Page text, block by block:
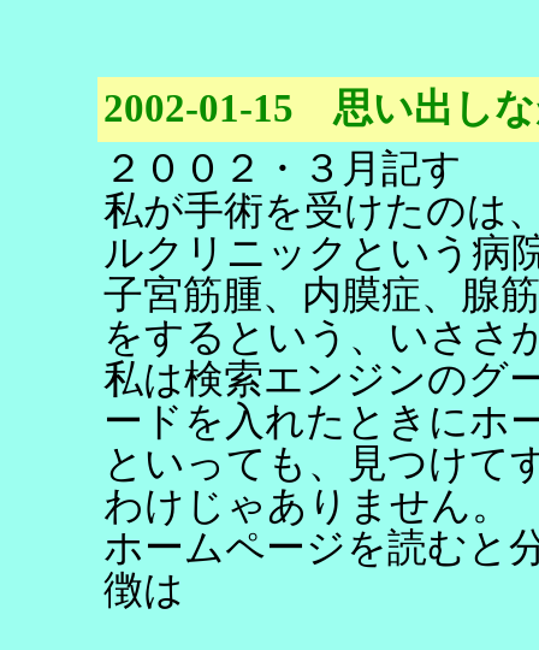
2002-01-15 思い出し
２００２・３月記す
私が手術を受けたのは
ルクリニックという病
子宮筋腫、内膜症、腺
をするという、いささ
私は検索エンジンのグ
ードを入れたときにホ
といっても、見つけて
わけじゃありません。
ホームページを読むと
徴は